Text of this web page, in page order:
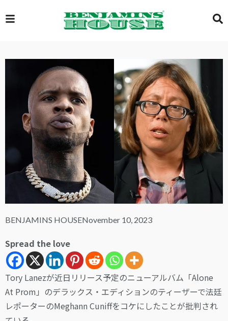
EXCLUSIVE
GLOBAL
VIDEOS
GALLERY
LOGIN
BENJAMINS HOUSENovember 10, 2023
Spread the love
Tory Lanezが近日リリース予定のニューアルバム「Alone
At Prom」のデラックス・エディションのティーザーで法廷
レポーターのMeghann Cuniffをコケにしたことが批判され